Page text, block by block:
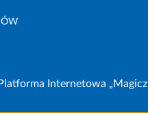
Internetowa